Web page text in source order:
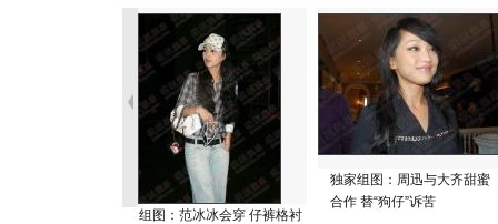
组图：范冰冰会穿 仔裤格衬
独家组图：周迅与大齐甜蜜
合作 替“狗仔”诉苦